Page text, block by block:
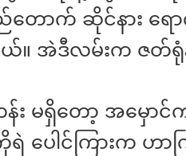
တောက် ဆိုင်နား ရေ
အဲဒီလမ်းက ဇတ်ရုံနဲ့
မရှိတော့ အမှောင်
ရဲ ပေါင်ကြားက ဟ